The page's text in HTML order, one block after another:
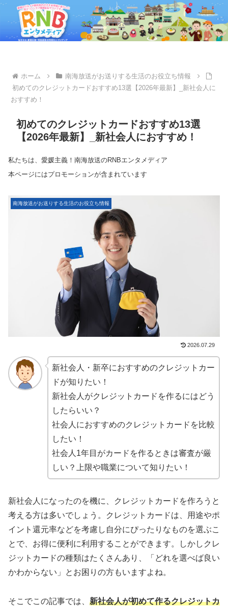
ホーム
南海放送がお送りする生活のお役立ち情報
初めてのクレジットカードおすすめ13選【2026年最新】_新社会人に
おすすめ！
初めてのクレジットカードおすすめ13選
【2026年最新】_新社会人におすすめ！
私たちは、愛媛主義！南海放送のRNBエンタメディア
本ページにはプロモーションが含まれています
南海放送がお送りする生活のお役立ち情報
2026.07.29
新社会人・新卒におすすめのクレジットカー
ドが知りたい！
新社会人がクレジットカードを作るにはどう
したらいい？
社会人におすすめのクレジットカードを比較
したい！
社会人1年目がカードを作るときは審査が厳
しい？上限や職業について知りたい！
新社会人になったのを機に、クレジットカードを作ろうと
考える方は多いでしょう。クレジットカードは、用途やポ
イント還元率などを考慮し自分にぴったりなものを選ぶこ
とで、お得に便利に利用することができます。しかしクレ
ジットカードの種類はたくさんあり、「どれを選べば良い
かわからない」とお困りの方もいますよね。
そこでこの記事では、 新社会人が初めて作るクレジットカ